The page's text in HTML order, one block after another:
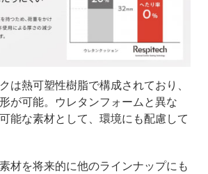
は熱可塑性樹脂で構成されており、
が可能。ウレタンフォームと異な
能な素材として、環境にも配慮して
材を将来的に他のラインナップにも